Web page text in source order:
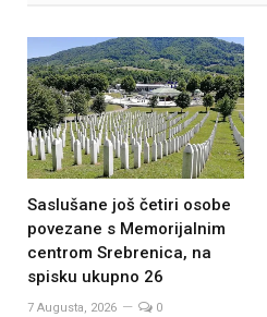
Saslušane još četiri osobe
povezane s Memorijalnim
centrom Srebrenica, na
spisku ukupno 26
7 Augusta, 2026 0